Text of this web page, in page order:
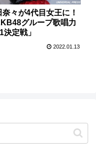
奈々が4代目女王に！
グループ歌唱力
決定戦」
2022.01.13